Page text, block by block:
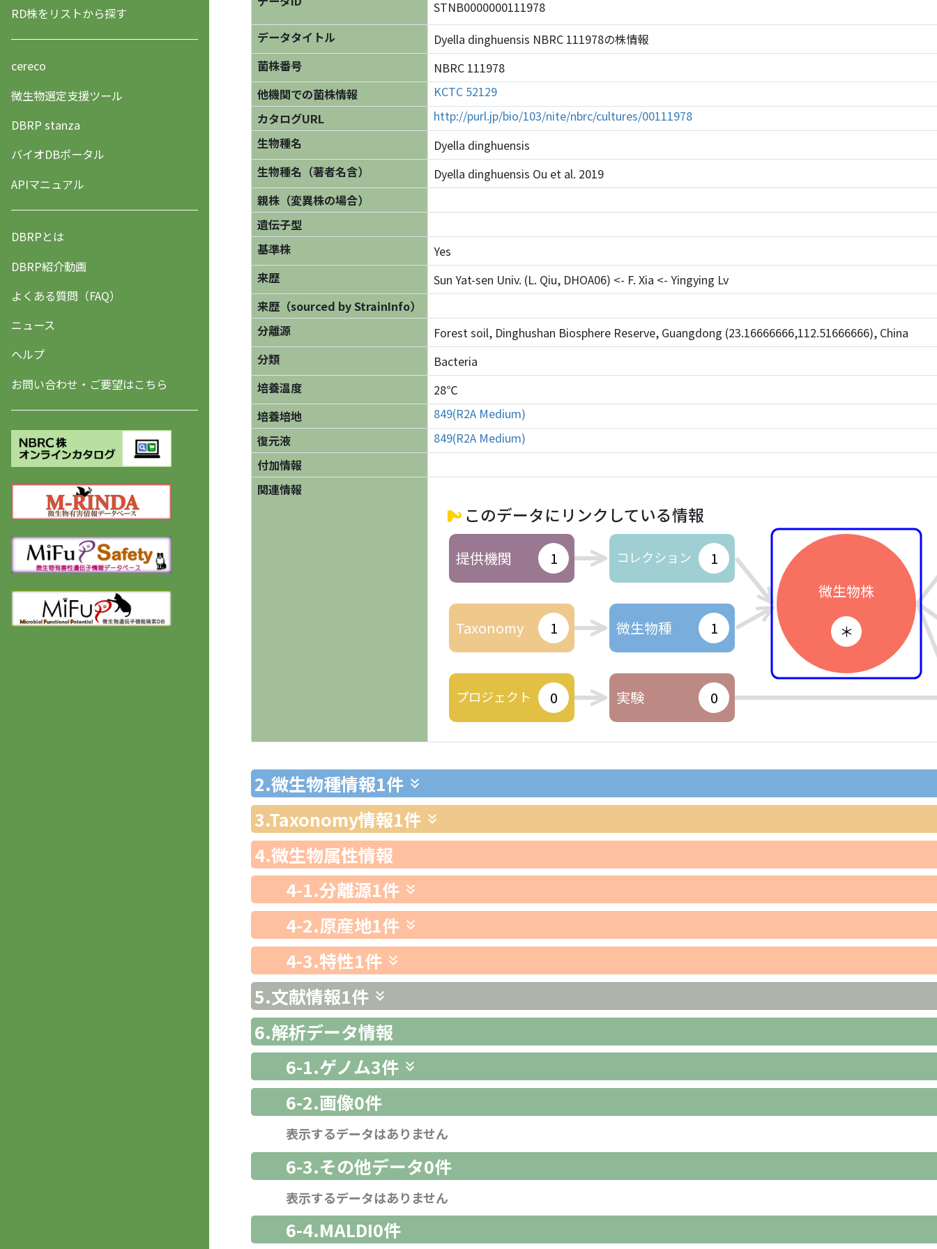
RD株をリストから探す
cereco
微生物選定支援ツール
DBRP stanza
バイオDBポータル
APIマニュアル
DBRPとは
DBRP紹介動画
よくある質問（FAQ）
ニュース
ヘルプ
お問い合わせ・ご要望はこちら
STNB0000000111978
データタイトル
Dyella dinghuensis NBRC 111978の株情報
菌株番号
NBRC 111978
他機関での菌株情報
KCTC 52129
カタログURL
http://purl.jp/bio/103/nite/nbrc/cultures/00111978
生物種名
Dyella dinghuensis
生物種名（著者名含）
Dyella dinghuensis Ou et al. 2019
親株（変異株の場合）
遺伝子型
基準株
Yes
来歴
Sun Yat-sen Univ. (L. Qiu, DHOA06) <- F. Xia <- Yingying Lv
来歴（sourced by StrainInfo）
分離源
Forest soil, Dinghushan Biosphere Reserve, Guangdong (23.16666666,112.51666666), China
分類
Bacteria
培養温度
28℃
培養培地
849(R2A Medium)
復元液
849(R2A Medium)
付加情報
関連情報
このデータにリンクしている情報
提供機関 1
Taxonomy 1
プロジェクト 0
コレクション 1
微生物種 1
実験 0
微生物株
＊
2.微生物種情報1件
3.Taxonomy情報1件
4.微生物属性情報
4-1.分離源1件
4-2.原産地1件
4-3.特性1件
5.文献情報1件
6.解析データ情報
6-1.ゲノム3件
6-2.画像0件
表示するデータはありません
6-3.その他データ0件
表示するデータはありません
6-4.MALDI0件